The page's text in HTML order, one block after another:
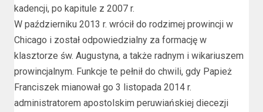
kadencji, po kapitule z 2007 r.
W październiku 2013 r. wrócił do rodzimej prowincji w
Chicago i został odpowiedzialny za formację w
klasztorze św. Augustyna, a także radnym i wikariuszem
prowincjalnym. Funkcje te pełnił do chwili, gdy Papież
Franciszek mianował go 3 listopada 2014 r.
administratorem apostolskim peruwiańskiej diecezji